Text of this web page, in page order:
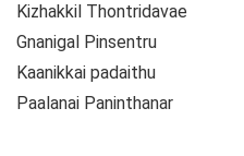
Kizhakkil Thontridavae
Gnanigal Pinsentru
Kaanikkai padaithu
Paalanai Paninthanar